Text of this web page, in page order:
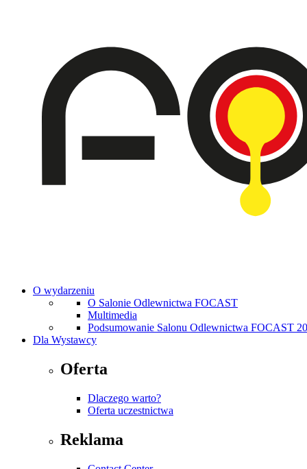
O wydarzeniu
O Salonie Odlewnictwa FOCAST
Multimedia
Podsumowanie Salonu Odlewnictwa FOCAST
Dla Wystawcy
Oferta
Dlaczego warto?
Oferta uczestnictwa
Reklama